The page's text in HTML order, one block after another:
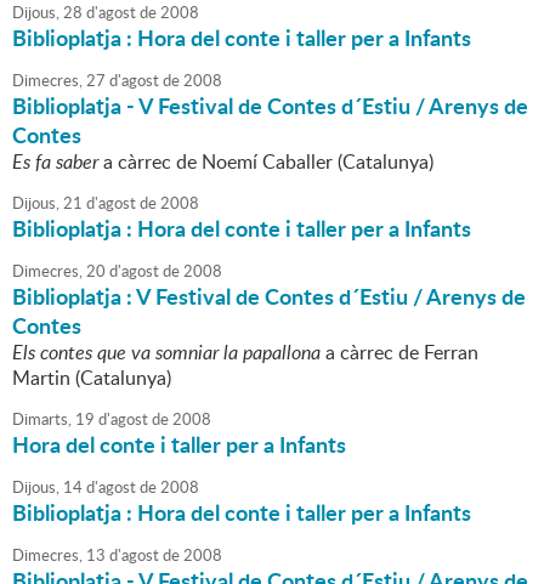
Dijous,28 d'agostde2008
Biblioplatja : Hora del conte i taller per a Infants
Dimecres,27 d'agostde2008
Biblioplatja - V Festival de Contes d´Estiu / Arenys de
Contes
Es fa sabera càrrec de Noemí Caballer (Catalunya)
Dijous,21 d'agostde2008
Biblioplatja : Hora del conte i taller per a Infants
Dimecres,20 d'agostde2008
Biblioplatja : V Festival de Contes d´Estiu / Arenys de
Contes
Els contes que va somniar la papallonaa càrrec de Ferran
Martin (Catalunya)
Dimarts, 19 d'agostde2008
Hora del conte i taller per a Infants
Dijous, 14d'agostde2008
Biblioplatja : Hora del conte i taller per a Infants
Dimecres, 13 d'agostde2008